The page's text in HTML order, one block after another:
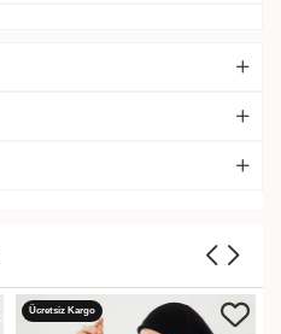
Ücretsiz Kargo